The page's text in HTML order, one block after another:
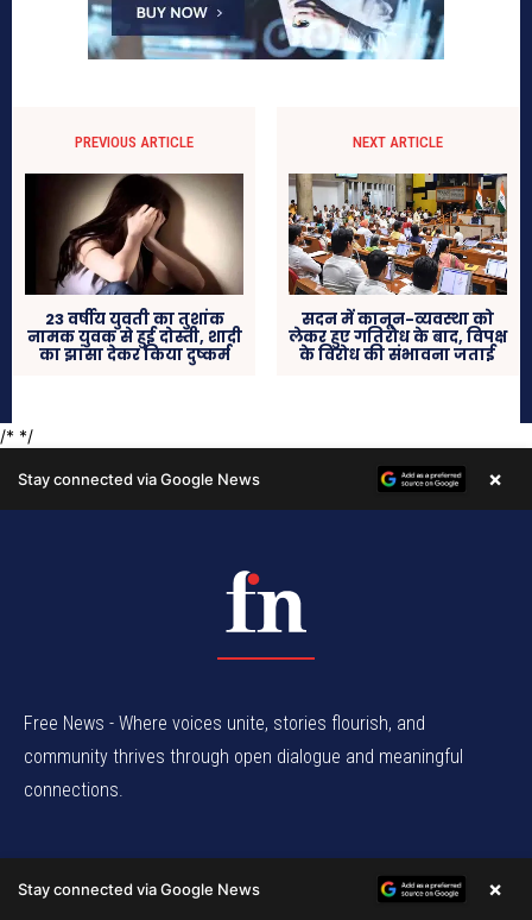
Free News - Where voices unite, stories flourish, and
community thrives through open dialogue and meaningful
connections.
Company
Stay connected via Google News ×